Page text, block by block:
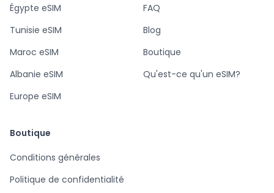
Égypte eSIM
Tunisie eSIM
Maroc eSIM
Albanie eSIM
Europe eSIM
FAQ
Blog
Boutique
Qu'est-ce qu'un eSIM?
Boutique
Conditions générales
Politique de confidentialité